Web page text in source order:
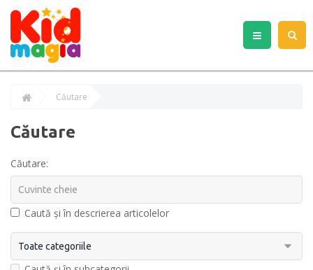
Căutare
Căutare
Căutare:
Caută și în descrierea articolelor